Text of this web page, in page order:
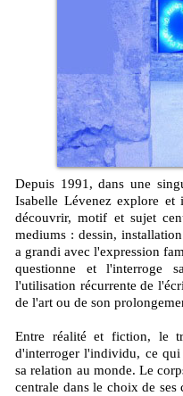
Depuis 1991, dans une singulière relation entre texte et image,
Isabelle Lévenez explore et
découvrir, motif et sujet
mediums : dessin,
a grandi avec l'expression
questionne et l'interroge
l'utilisation récurrente de
de l'art ou de son
Entre réalité et fiction, le
d'interroger l'individu, ce
sa relation au monde. Le
centrale dans le choix de